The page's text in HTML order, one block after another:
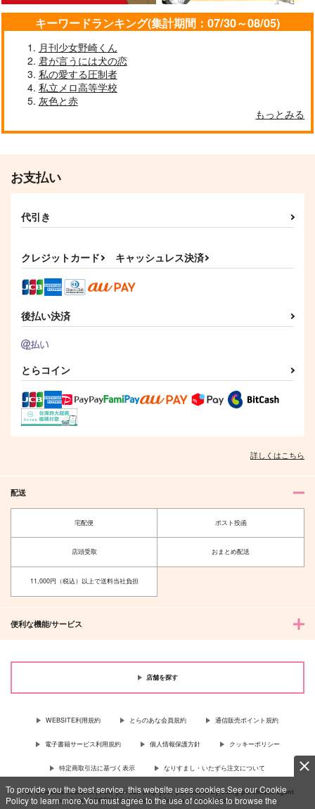
To provide you the best service, this website uses cookies.See our Cookie
Policy to learn more.You must agree to the use of cookies to browse the
キーワードランキング(集計期間：07/30～08/05)
月刊少女野崎くん
君が言うには犬の恋
私の愛する圧制者
私立メロ高等学校
灰色と赤
もっとみる
お支払い
代引き
クレジットカード キャッシュレス決済
後払い決済
とらコイン
詳しくはこちら
配送
宅配便 ポスト投函
店頭受取 おまとめ配送
11,000円（税込）以上で送料当社負担
便利な機能/サービス
店舗を探す
WEBSITE利用規約 とらのあな会員規約 通信販売ポイント規約
電子書籍サービス利用規約 個人情報保護方針 クッキーポリシー
特定商取引法に基づく表示 なりすまし・いたずら注文について
For Overseas customer, now you can ship your purchases by using purchases agent
services “AOCS”! Click {more…} for more information …more